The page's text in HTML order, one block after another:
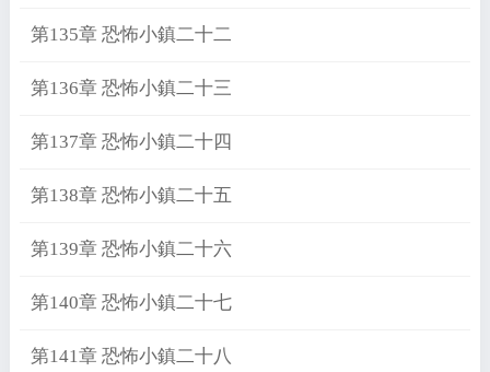
第135章 恐怖小鎮二十二
第136章 恐怖小鎮二十三
第137章 恐怖小鎮二十四
第138章 恐怖小鎮二十五
第139章 恐怖小鎮二十六
第140章 恐怖小鎮二十七
第141章 恐怖小鎮二十八